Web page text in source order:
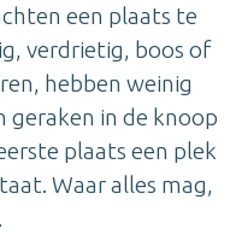
een plaats te
verdrietig, boos of
hebben weinig
in de knoop
plaats een plek
Waar alles mag,